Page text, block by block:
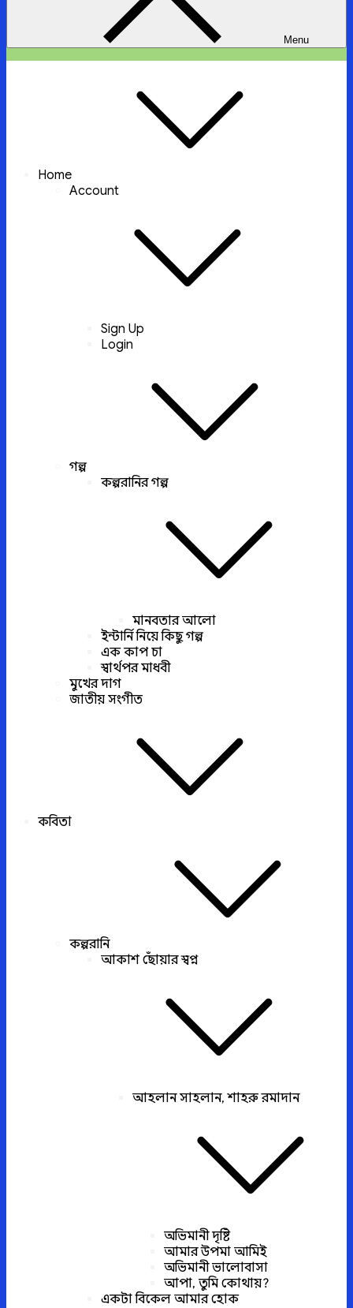
Menu
Home
Account
Sign Up
Login
গল্প
কল্পরানির গল্প
মানবতার আলো
ইন্টার্নি নিয়ে কিছু গল্প
এক কাপ চা
স্বার্থপর মাধবী
মুখের দাগ
জাতীয় সংগীত
কবিতা
কল্পরানি
আকাশ ছোঁয়ার স্বপ্ন
আহলান সাহলান, শাহরু রমাদান
অভিমানী দৃষ্টি
আমার উপমা আমিই
অভিমানী ভালোবাসা
আপা, তুমি কোথায়?
একটা বিকেল আমার হোক